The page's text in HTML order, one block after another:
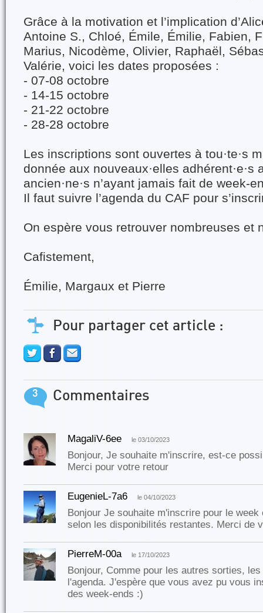
Grâce à la motivation et l’implication
Antoine S., Chloé, Émile, Émilie, Fabien,
Marius, Nicodème, Olivier, Raphaël,
Valérie, voici les dates proposées :
- 07-08 octobre
- 14-15 octobre
- 21-22 octobre
- 28-28 octobre
Les inscriptions sont ouvertes à tou·te·s
donnée aux nouveaux·elles adhérent·e·s
ancien·ne·s n’ayant jamais fait de week-
Il faut suivre l’agenda du CAF pour
On espère vous retrouver nombreuses et
Cafistement,
Émilie, Margaux et Pierre
Pour partager cet article :
3 Commentaires
MagaliV-6ee le 03/10/2023
Bonjour, Je souhaite m'inscrire, est-ce
Merci pour votre retour
EugenieL-7a6 le 04/10/2023
Bonjour Je souhaite m'inscrire pour le week
selon les disponibilités restantes. Merci de
PierreM-00a le 17/10/2023
Bonjour, Comme pour les autres sorties,
l'agenda. J'espère que vous avez pu vous
des week-ends :)